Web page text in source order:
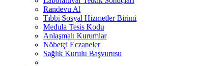
Randevu Al
Tıbbi Sosyal Hizmetler Birimi
Medula Tesis Kodu
Anlaşmalı Kurumlar
Nöbetçi Eczaneler
Sağlık Kurulu Başvurusu